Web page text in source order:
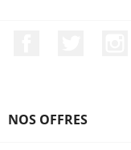
NOS OFFRES